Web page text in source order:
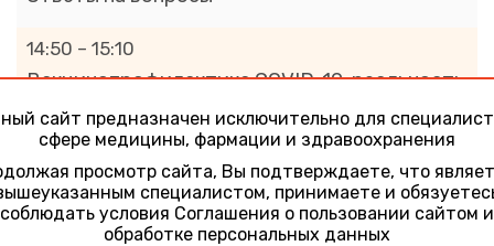
14:50 – 15:10
Вакцинопрофилактика COVID-19: реальность
Шипилов Михаил Васильевич
15:10 – 15:15
Ответы на вопросы
сайт предназначен исключительно для
сфере медицины, фармации и здравоохранения
просмотр сайта, Вы подтверждаете, что
специалистом, принимаете и
соблюдать условия Соглашения о пользовании сайтом и
обработке персональных данных